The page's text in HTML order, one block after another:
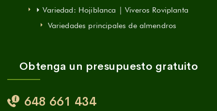
⏵ Variedad: Hojiblanca | Viveros Roviplanta
Variedades principales de almendros
Obtenga un presupuesto gratuito
648 661 434